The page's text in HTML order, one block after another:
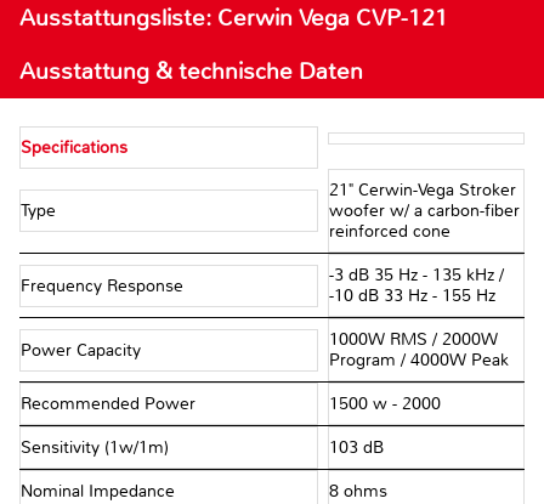
Ausstattungsliste: Cerwin Vega CVP-121
Ausstattung & technische Daten
Specifications
Type
21" Cerwin-Vega Stroker
woofer w/ a carbon-fiber
reinforced cone
Frequency Response
-3 dB 35 Hz - 135 kHz /
-10 dB 33 Hz - 155 Hz
Power Capacity
1000W RMS / 2000W
Program / 4000W Peak
Recommended Power 1500 w - 2000
Sensitivity (1w/1m) 103 dB
Nominal Impedance 8 ohms